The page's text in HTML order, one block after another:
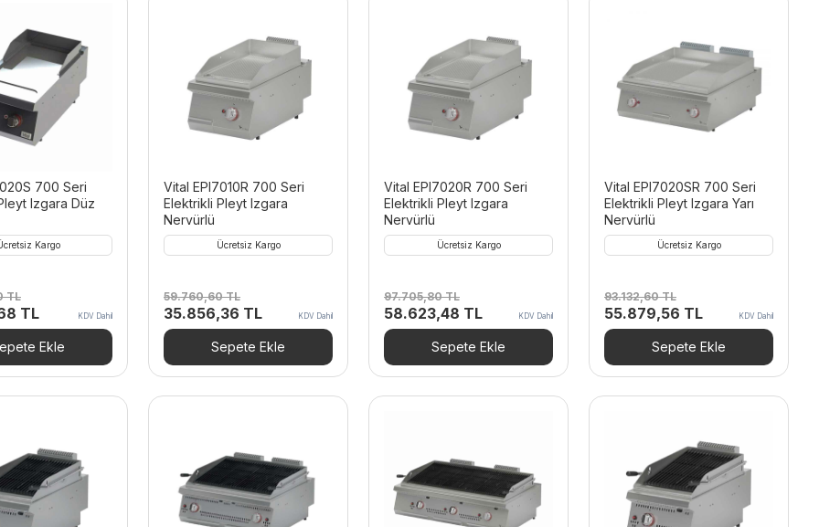
700 Seri
Izgara Düz
Kargo
TL
TL.
TLŞu
andaki
fiyat:
54.544,68 TL.
KDV Dahil
Ekle
Vital EPI7010R 700 Seri
Elektrikli Pleyt Izgara
Nervürlü
Ücretsiz Kargo
59.760,60TL
Orijinal
fiyat:
59.760,60 TL.
35.856,36 TLŞu
andaki
fiyat:
35.856,36 TL.
KDV Dahil
Sepete Ekle
Vital EPI7020R 700 Seri
Elektrikli Pleyt Izgara
Nervürlü
Ücretsiz Kargo
97.705,80TL
Orijinal
fiyat:
97.705,80 TL.
58.623,48 TLŞu
andaki
fiyat:
58.623,48 TL.
KDV Dahil
Sepete Ekle
Vital EPI7020SR 700 Seri
Elektrikli Pleyt Izgara Yarı
Nervürlü
Ücretsiz Kargo
93.132,60TL
Orijinal
fiyat:
93.132,60 TL.
55.879,56 TLŞu
andaki
fiyat:
55.879,56 TL.
KDV Dahil
Sepete Ekle